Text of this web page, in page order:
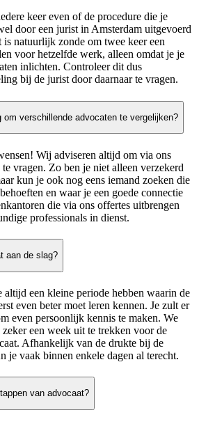
keer even of de procedure die je
door een jurist in Amsterdam uitgevoerd
natuurlijk zonde om twee keer een
voor hetzelfde werk, alleen omdat je je
inlichten. Controleer dit dus
bij de jurist door daarnaar te vragen.
om verschillende advocaten te vergelijken?
Wij adviseren altijd om via ons
vragen. Zo ben je niet alleen verzekerd
kun je ook nog eens iemand zoeken die
en waar je een goede connectie
die via ons offertes uitbrengen
professionals in dienst.
aan de slag?
altijd een kleine periode hebben waarin de
even beter moet leren kennen. Je zult er
even persoonlijk kennis te maken. We
een week uit te trekken voor de
Afhankelijk van de drukte bij de
je vaak binnen enkele dagen al terecht.
van advocaat?